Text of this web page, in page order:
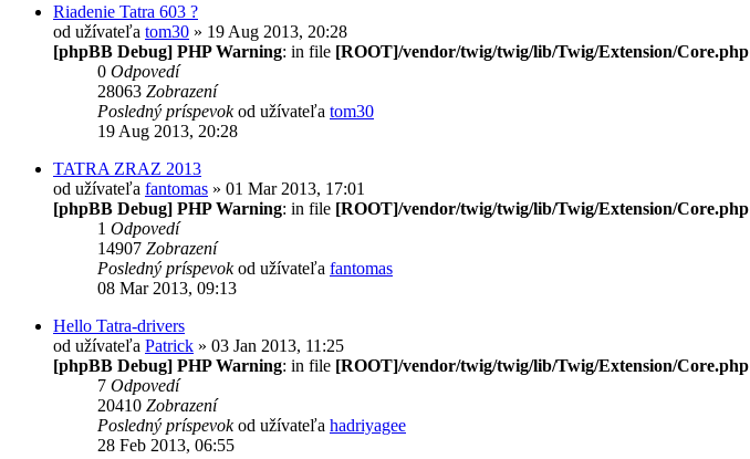
Riadenie Tatra 603 ?
od užívateľa tom30 » 19 Aug 2013, 20:28
[phpBB Debug] PHP Warning: in file [ROOT]/vendor/twig/twig/lib/Twig/Extension/Core.php
0 Odpovedí
28063 Zobrazení
Posledný príspevokod užívateľa tom30
19 Aug 2013, 20:28
TATRA ZRAZ 2013
od užívateľa fantomas » 01 Mar 2013, 17:01
[phpBB Debug] PHP Warning: in file [ROOT]/vendor/twig/twig/lib/Twig/Extension/Core.php
1 Odpovedí
14907 Zobrazení
Posledný príspevokod užívateľa fantomas
08 Mar 2013, 09:13
Hello Tatra-drivers
od užívateľa Patrick » 03 Jan 2013, 11:25
[phpBB Debug] PHP Warning: in file [ROOT]/vendor/twig/twig/lib/Twig/Extension/Core.php
7 Odpovedí
20410 Zobrazení
Posledný príspevokod užívateľa hadriyagee
28 Feb 2013, 06:55